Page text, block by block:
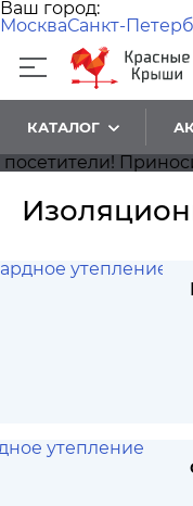
Ваш город:
МоскваСанкт-
КАТАЛОГ
Приносим наши